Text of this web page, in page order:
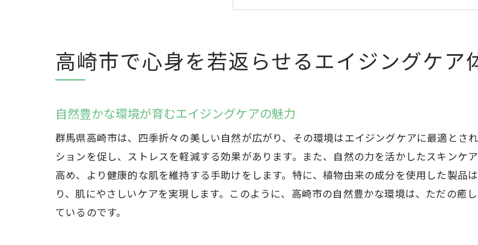
エイジングケア体験で日常をリフレッシ
エイジングケアを通じた高崎市の魅力的
自然の力を活用した高崎市のエイジングケア
高崎市の自然環境が提供する心地よい癒し
ミネラル豊富な温泉で肌の潤いを保つ
自然と共にエイジングケアを実践する方
自然の力で心身をリフレッシュする高崎
エイジングケアにおける自然の重要性を
高崎市で心身を若返らせるエイジングケア
自然豊かな環境が育むエイジングケアの魅力
群馬県高崎市は、四季折々の美しい自然が広がり、その環境はエイジングケアに最適とさ
ションを促し、ストレスを軽減する効果があります。また、自然の力を活かしたスキンケ
高め、より健康的な肌を維持する手助けをします。特に、植物由来の成分を使用した製品
り、肌にやさしいケアを実現します。このように、高崎市の自然豊かな環境は、ただの癒
ているのです。